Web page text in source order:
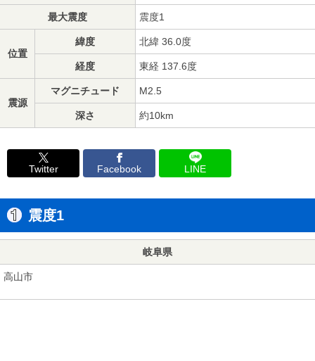
最大震度 震度1
位置
緯度 北緯 36.0度
経度 東経 137.6度
震源
マグニチュード M2.5
深さ 約10km
Twitter Facebook LINE
震度1
岐阜県
高山市